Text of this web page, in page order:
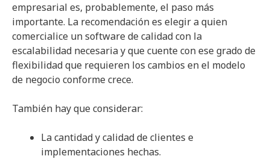
empresarial es, probablemente, el paso más
importante. La recomendación es elegir a quien
comercialice un software de calidad con la
escalabilidad necesaria y que cuente con ese grado de
flexibilidad que requieren los cambios en el modelo
de negocio conforme crece.
También hay que considerar:
La cantidad y calidad de clientes e
implementaciones hechas.